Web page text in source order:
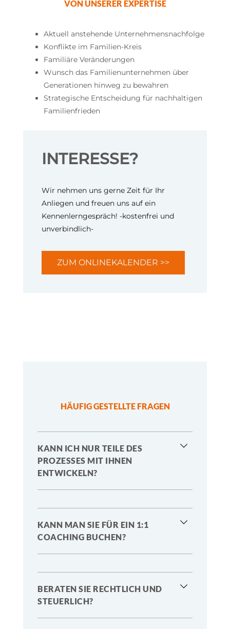
VON UNSERER EXPERTISE
Aktuell anstehende Unternehmensnachfolge
Konflikte im Familien-Kreis
Familiäre Veränderungen
Wunsch das Familienunternehmen über
Generationen hinweg zu bewahren
Strategische Entscheidung für nachhaltigen
Familienfrieden
INTERESSE?
Wir nehmen uns gerne Zeit für Ihr
Anliegen und freuen uns auf ein
Kennenlerngespräch! -kostenfrei und
unverbindlich-
ZUM ONLINEKALENDER >>
HÄUFIG GESTELLTE FRAGEN
KANN ICH NUR TEILE DES
PROZESSES MIT IHNEN
ENTWICKELN?
KANN MAN SIE FÜR EIN 1:1
COACHING BUCHEN?
BERATEN SIE RECHTLICH UND
STEUERLICH?